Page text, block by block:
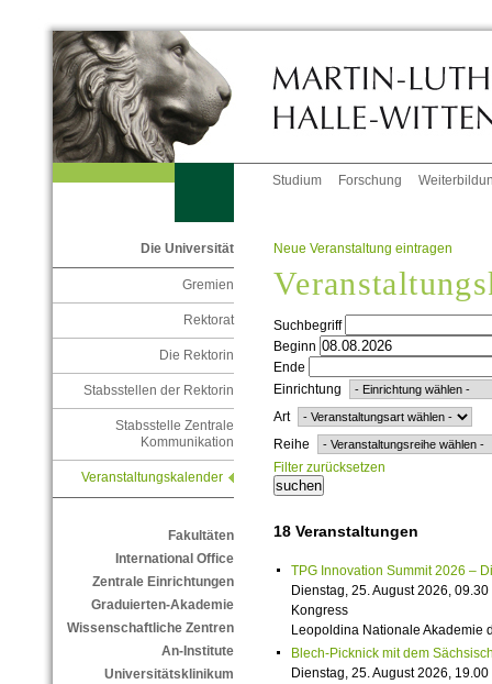
Studium Forschung
Die Universität
Gremien
Rektorat
Die Rektorin
Stabsstellen der Rektorin
Stabsstelle Zentrale
Kommunikation
Veranstaltungskalender
Fakultäten
International Office
Zentrale Einrichtungen
Graduierten-Akademie
Wissenschaftliche Zentren
An-Institute
Universitätsklinikum
Neue Veranstaltung eintragen
Suchbegriff
Beginn
Ende
Einrichtung
Art
Reihe
Filter zurücksetzen
18 Veranstaltungen
TPG Innovation Summit 2026 –
Dienstag, 25. August 2026,
Kongress
Leopoldina Nationale Akademie
Blech-Picknick mit dem
Dienstag, 25. August 2026,